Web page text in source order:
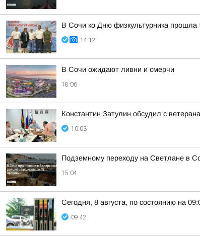
В Сочи ко Дню физкультурника прошла
14:12
В Сочи ожидают ливни и смерчи
18:06
Константин Затулин обсудил с
10:03
Подземному переходу на Светлане в
15:04
Сегодня, 8 августа, по состоянию на
09:42